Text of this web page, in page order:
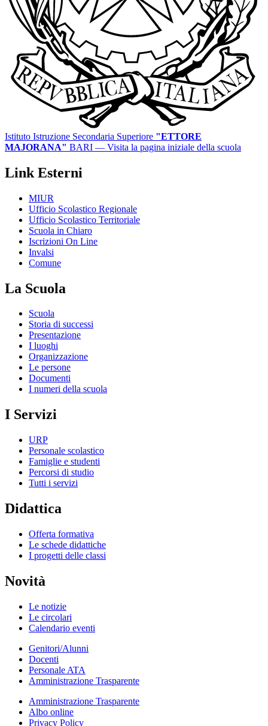
Istituto Istruzione Secondaria Superiore "ETTORE
MAJORANA" BARI — Visita la pagina iniziale della scuola
Link Esterni
MIUR
Ufficio Scolastico Regionale
Ufficio Scolastico Territoriale
Scuola in Chiaro
Iscrizioni On Line
Invalsi
Comune
La Scuola
Scuola
Storia di successi
Presentazione
I luoghi
Organizzazione
Le persone
Documenti
I numeri della scuola
I Servizi
URP
Personale scolastico
Famiglie e studenti
Percorsi di studio
Tutti i servizi
Didattica
Offerta formativa
Le schede didattiche
I progetti delle classi
Novità
Le notizie
Le circolari
Calendario eventi
Genitori/Alunni
Docenti
Personale ATA
Amministrazione Trasparente
Amministrazione Trasparente
Albo online
Privacy Policy